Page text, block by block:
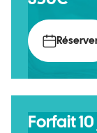
Forfait